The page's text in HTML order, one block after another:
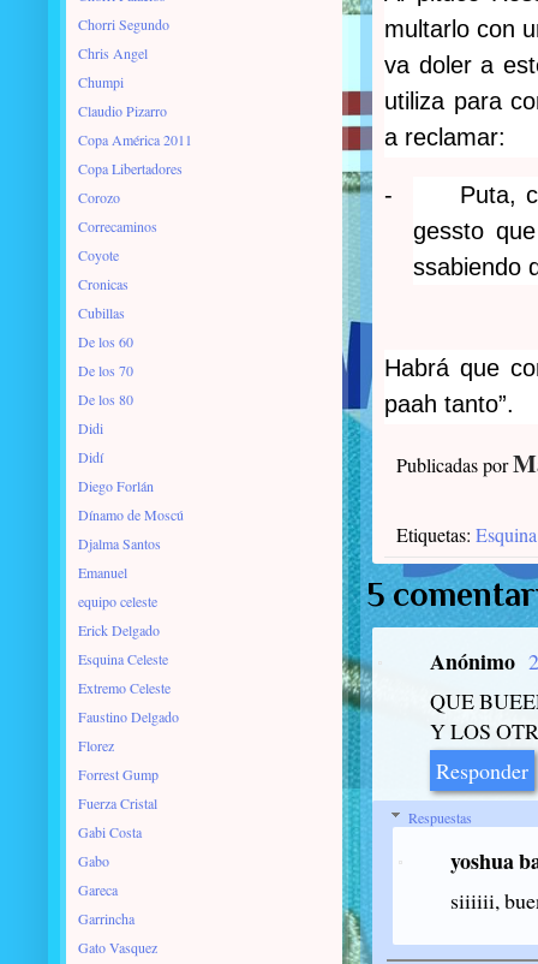
multarlo con
va doler a
utiliza para
a reclamar:
-
Puta,
gessto
ssabiendo
Habrá que
paah tanto”.
Publicadas por
Etiquetas:
5
Anónimo
QUE
Y LOS
Responder
Respuestas
yoshua
siiiiii,
Chorri Segundo
Chris Angel
Chumpi
Claudio Pizarro
Copa América 2011
Copa Libertadores
Corozo
Correcaminos
Coyote
Cronicas
Cubillas
De los 60
De los 70
De los 80
Didi
Didí
Diego Forlán
Dínamo de Moscú
Djalma Santos
Emanuel
equipo celeste
Erick Delgado
Esquina Celeste
Extremo Celeste
Faustino Delgado
Florez
Forrest Gump
Fuerza Cristal
Gabi Costa
Gabo
Gareca
Garrincha
Gato Vasquez